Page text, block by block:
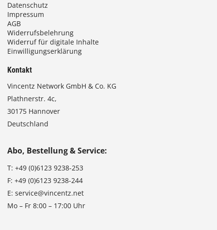
Datenschutz
Impressum
AGB
Widerrufsbelehrung
Widerruf für digitale Inhalte
Einwilligungserklärung
Kontakt
Vincentz Network GmbH & Co. KG
Plathnerstr. 4c,
30175 Hannover
Deutschland
Abo, Bestellung & Service:
T: +49 (0)6123 9238-253
F: +49 (0)6123 9238-244
E: service@vincentz.net
Mo – Fr 8:00 – 17:00 Uhr